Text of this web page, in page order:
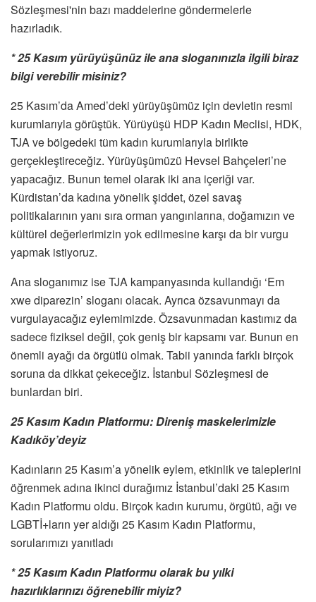
Sözleşmesi'nin bazı maddelerine göndermelerle
hazırladık.
* 25 Kasım yürüyüşünüz ile ana sloganınızla ilgili biraz
bilgi verebilir misiniz?
25 Kasım’da Amed’deki yürüyüşümüz için devletin resmi
kurumlarıyla görüştük. Yürüyüşü HDP Kadın Meclisi, HDK,
TJA ve bölgedeki tüm kadın kurumlarıyla birlikte
gerçekleştireceğiz. Yürüyüşümüzü Hevsel Bahçeleri’ne
yapacağız. Bunun temel olarak iki ana içeriği var.
Kürdistan’da kadına yönelik şiddet, özel savaş
politikalarının yanı sıra orman yangınlarına, doğamızın ve
kültürel değerlerimizin yok edilmesine karşı da bir vurgu
yapmak istiyoruz.
Ana sloganımız ise TJA kampanyasında kullandığı ‘Em
xwe diparezin’ sloganı olacak. Ayrıca özsavunmayı da
vurgulayacağız eylemimizde. Özsavunmadan kastımız da
sadece fiziksel değil, çok geniş bir kapsamı var. Bunun en
önemli ayağı da örgütlü olmak. Tabii yanında farklı birçok
soruna da dikkat çekeceğiz. İstanbul Sözleşmesi de
bunlardan biri.
25 Kasım Kadın Platformu: Direniş maskelerimizle
Kadıköy’deyiz
Kadınların 25 Kasım’a yönelik eylem, etkinlik ve taleplerini
öğrenmek adına ikinci durağımız İstanbul’daki 25 Kasım
Kadın Platformu oldu. Birçok kadın kurumu, örgütü, ağı ve
LGBTİ+ların yer aldığı 25 Kasım Kadın Platformu,
sorularımızı yanıtladı
* 25 Kasım Kadın Platformu olarak bu yılki
hazırlıklarınızı öğrenebilir miyiz?